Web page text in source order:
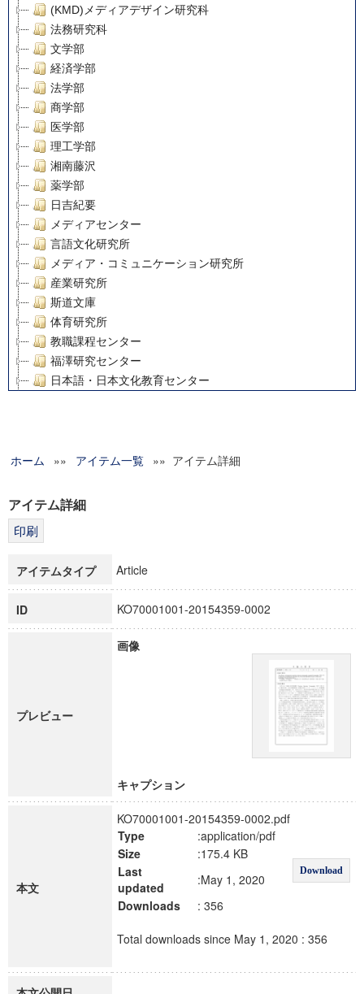
(KMD)メディアデザイン研究科
法務研究科
文学部
経済学部
法学部
商学部
医学部
理工学部
湘南藤沢
薬学部
日吉紀要
メディアセンター
言語文化研究所
メディア・コミュニケーション研究所
産業研究所
斯道文庫
体育研究所
教職課程センター
福澤研究センター
日本語・日本文化教育センター
グローバルリサーチインスティテュート
科学研究費補助金研究成果報告書
博士課程教育リーディングプログラム「超成熟社会発展のサ
ホーム »» アイテム一覧 »» アイテム詳細
アイテム詳細
アイテムタイプ Article
ID KO70001001-20154359-0002
プレビュー
画像
キャプション
本文
KO70001001-20154359-0002.pdf
Type
:application/pdf
Download
Size
:175.4 KB
Last
updated
:May 1, 2020
Downloads
: 356
Total downloads since May 1, 2020 : 356